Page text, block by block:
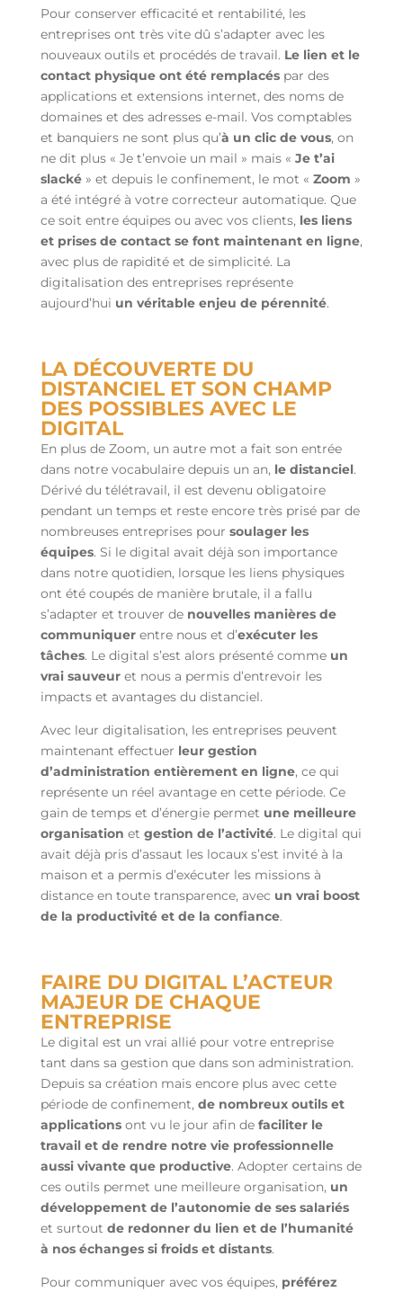
Pour conserver efficacité et rentabilité, les
entreprises ont très vite dû s’adapter avec les
nouveaux outils et procédés de travail. Le lien et le
contact physique ont été remplacéspar des
applications et extensions internet, des noms de
domaines et des adresses e-mail. Vos comptables
et banquiers ne sont plus qu’à un clic de vous, on
ne dit plus « Je t’envoie un mail » mais « Je t’ai
slacké» et depuis le confinement, le mot « Zoom »
a été intégré à votre correcteur automatique. Que
ce soit entre équipes ou avec vos clients, les liens
et prises de contact se font maintenant en ligne,
avec plus de rapidité et de simplicité. La
digitalisation des entreprises représente
aujourd’hui un véritable enjeu de pérennité.
LA DÉCOUVERTE DU
DISTANCIEL ET SON CHAMP
DES POSSIBLES AVEC LE
DIGITAL
En plus de Zoom, un autre mot a fait son entrée
dans notre vocabulaire depuis un an, le distanciel.
Dérivé du télétravail, il est devenu obligatoire
pendant un temps et reste encore très prisé par de
nombreuses entreprises pour soulager les
équipes. Si le digital avait déjà son importance
dans notre quotidien, lorsque les liens physiques
ont été coupés de manière brutale, il a fallu
s’adapter et trouver de nouvelles manières de
communiquerentre nous et d’exécuter les
tâches. Le digital s’est alors présenté comme un
vrai sauveuret nous a permis d’entrevoir les
impacts et avantages du distanciel.
Avec leur digitalisation, les entreprises peuvent
maintenant effectuer leur gestion
d’administration entièrement en ligne, ce qui
représente un réel avantage en cette période. Ce
gain de temps et d’énergie permet une meilleure
organisation et gestion de l’activité. Le digital qui
avait déjà pris d’assaut les locaux s’est invité à la
maison et a permis d’exécuter les missions à
distance en toute transparence, avec un vrai boost
de la productivité et de la confiance.
FAIRE DU DIGITAL L’ACTEUR
MAJEUR DE CHAQUE
ENTREPRISE
Le digital est un vrai allié pour votre entreprise
tant dans sa gestion que dans son administration.
Depuis sa création mais encore plus avec cette
période de confinement, de nombreux outils et
applicationsont vu le jour afin de faciliter le
travail et de rendre notre vie professionnelle
aussi vivante que productive. Adopter certains de
ces outils permet une meilleure organisation, un
développement de l’autonomie de ses salariés
et surtout de redonner du lien et de l’humanité
à nos échanges si froids et distants.
Pour communiquer avec vos équipes, préférez